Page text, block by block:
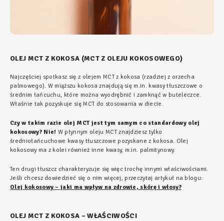
OLEJ MCT Z KOKOSA (MCT Z OLEJU KOKOSOWEGO)
Najczęściej spotkasz się z olejem MCT z kokosa (rzadziej z orzecha
palmowego). W miąższu kokosa znajdują się m.in. kwasy tłuszczowe o
średnim łańcuchu, które można wyodrębnić i zamknąć w buteleczce.
Właśnie tak pozyskuje się MCT do stosowania w diecie.
Czy w takim razie olej MCT jest tym samym co standardowy olej
kokosowy? Nie! W płynnym oleju MCT znajdziesz tylko
średniołańcuchowe kwasy tłuszczowe pozyskane z kokosa. Olej
kokosowy ma z kolei również inne kwasy, m.in. palmitynowy.
Ten drugi tłuszcz charakteryzuje się więc trochę innymi właściwościami.
Jeśli chcesz dowiedzieć się o nim więcej, przeczytaj artykuł na blogu:
Olej kokosowy – jaki ma wpływ na zdrowie, skórę i włosy?
OLEJ MCT Z KOKOSA – WŁAŚCIWOŚCI